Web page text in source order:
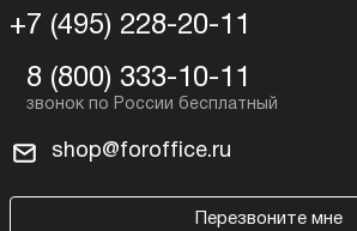
+7 (495) 228-20-11
8 (800) 333-10-11
shop@foroffice.ru
Перезвоните мне